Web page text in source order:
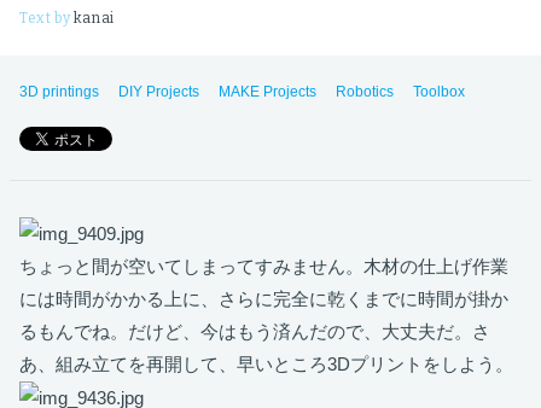
Text bykanai
3D printings DIY Projects MAKE Projects Robotics Toolbox
ちょっと間が空いてしまってすみません。木材の仕上げ作業
には時間がかかる上に、さらに完全に乾くまでに時間が掛か
るもんでね。だけど、今はもう済んだので、大丈夫だ。さ
あ、組み立てを再開して、早いところ3Dプリントをしよう。